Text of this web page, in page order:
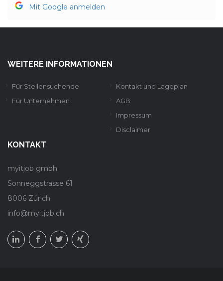
Mit Google anmelden
WEITERE INFORMATIONEN
Für Stellensuchende
Für Unternehmen
Kontakt und Lageplan
AGB
Impressum
Disclaimer
KONTAKT
myitjob gmbh
Sonneggstrasse 61
8006 Zürich
info@myitjob.ch